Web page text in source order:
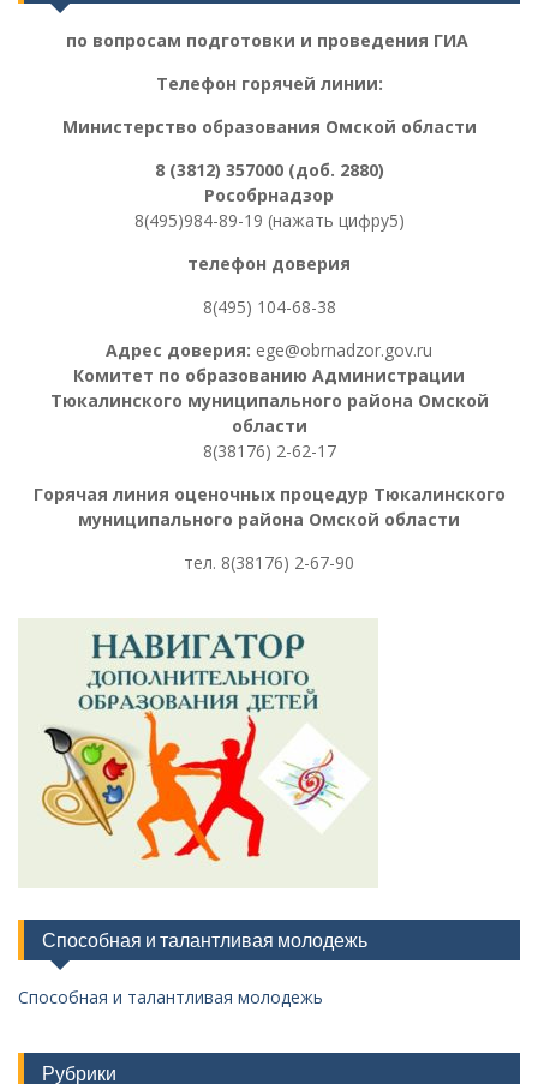
по вопросам подготовки и проведения ГИА
Телефон горячей линии:
Министерство образования Омской области
8 (3812) 357000 (доб. 2880)
Рособрнадзор
8(495)984-89-19 (нажать цифру5)
телефон доверия
8(495) 104-68-38
Адрес доверия: ege@obrnadzor.gov.ru
Комитет по образованию Администрации
Тюкалинского муниципального района Омской
области
8(38176) 2-62-17
Горячая линия оценочных процедур Тюкалинского
муниципального района Омской области
тел. 8(38176) 2-67-90
Способная и талантливая молодежь
Способная и талантливая молодежь
Рубрики